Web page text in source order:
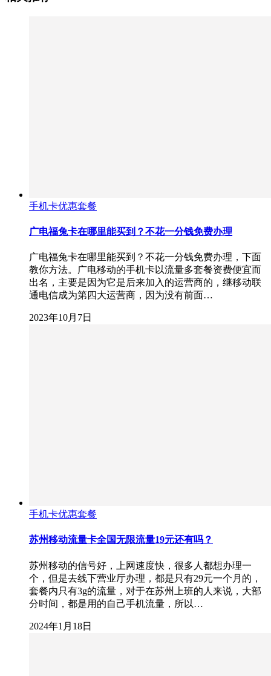
手机卡优惠套餐
广电福兔卡在哪里能买到？不花一分钱免费办理
广电福兔卡在哪里能买到？不花一分钱免费办理，下面
教你方法。广电移动的手机卡以流量多套餐资费便宜而
出名，主要是因为它是后来加入的运营商的，继移动联
通电信成为第四大运营商，因为没有前面…
2023年10月7日
手机卡优惠套餐
苏州移动流量卡全国无限流量19元还有吗？
苏州移动的信号好，上网速度快，很多人都想办理一
个，但是去线下营业厅办理，都是只有29元一个月的，
套餐内只有3g的流量，对于在苏州上班的人来说，大部
分时间，都是用的自己手机流量，所以…
2024年1月18日